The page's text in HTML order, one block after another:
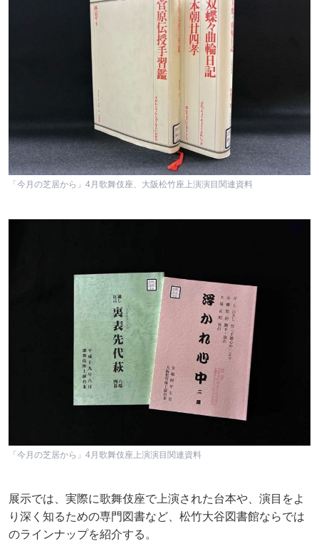
「今月の芝居から」4月歌舞伎座、大阪松竹座上演演目関連資料
「今月の芝居から」4月歌舞伎座上演演目関連資料
展示では、実際に歌舞伎座で上演された台本や、演目をよ
り深く知るための専門図書など、松竹大谷図書館ならでは
のラインナップを紹介する。